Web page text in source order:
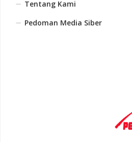
Tentang Kami
Pedoman Media Siber